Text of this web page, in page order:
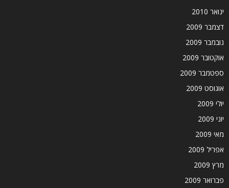
ינואר 2010
דצמבר 2009
נובמבר 2009
אוקטובר 2009
ספטמבר 2009
אוגוסט 2009
יולי 2009
יוני 2009
מאי 2009
אפריל 2009
מרץ 2009
פברואר 2009